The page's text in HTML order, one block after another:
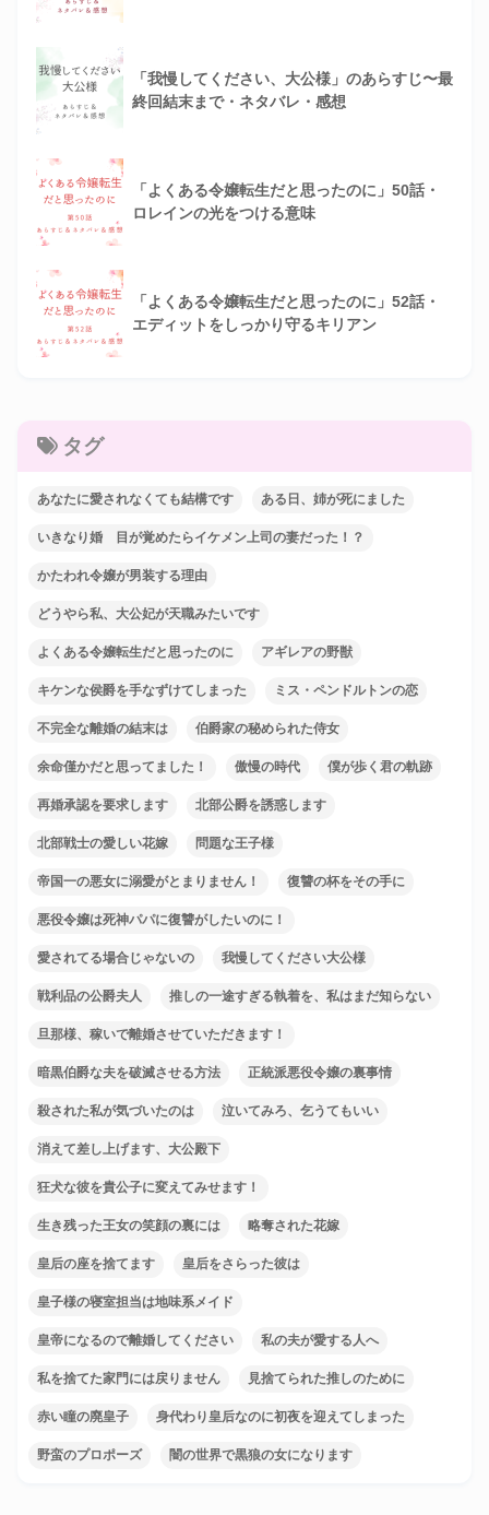
「我慢してください、大公様」のあらすじ〜最
終回結末まで・ネタバレ・感想
「よくある令嬢転生だと思ったのに」50話・
ロレインの光をつける意味
「よくある令嬢転生だと思ったのに」52話・
エディットをしっかり守るキリアン
タグ
あなたに愛されなくても結構です ある日、姉が死にました
いきなり婚 目が覚めたらイケメン上司の妻だった！？
かたわれ令嬢が男装する理由
どうやら私、大公妃が天職みたいです
よくある令嬢転生だと思ったのに アギレアの野獣
キケンな侯爵を手なずけてしまった ミス・ペンドルトンの恋
不完全な離婚の結末は 伯爵家の秘められた侍女
余命僅かだと思ってました！ 傲慢の時代 僕が歩く君の軌跡
再婚承認を要求します 北部公爵を誘惑します
北部戦士の愛しい花嫁 問題な王子様
帝国一の悪女に溺愛がとまりません！ 復讐の杯をその手に
悪役令嬢は死神パパに復讐がしたいのに！
愛されてる場合じゃないの 我慢してください大公様
戦利品の公爵夫人 推しの一途すぎる執着を、私はまだ知らない
旦那様、稼いで離婚させていただきます！
暗黒伯爵な夫を破滅させる方法 正統派悪役令嬢の裏事情
殺された私が気づいたのは 泣いてみろ、乞うてもいい
消えて差し上げます、大公殿下
狂犬な彼を貴公子に変えてみせます！
生き残った王女の笑顔の裏には 略奪された花嫁
皇后の座を捨てます 皇后をさらった彼は
皇子様の寝室担当は地味系メイド
皇帝になるので離婚してください 私の夫が愛する人へ
私を捨てた家門には戻りません 見捨てられた推しのために
赤い瞳の廃皇子 身代わり皇后なのに初夜を迎えてしまった
野蛮のプロポーズ 闇の世界で黒狼の女になります